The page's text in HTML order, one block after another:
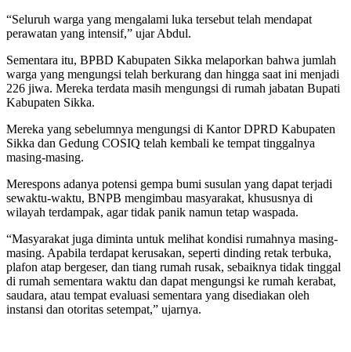
“Seluruh warga yang mengalami luka tersebut telah mendapat
perawatan yang intensif,” ujar Abdul.
Sementara itu, BPBD Kabupaten Sikka melaporkan bahwa jumlah
warga yang mengungsi telah berkurang dan hingga saat ini menjadi
226 jiwa. Mereka terdata masih mengungsi di rumah jabatan Bupati
Kabupaten Sikka.
Mereka yang sebelumnya mengungsi di Kantor DPRD Kabupaten
Sikka dan Gedung COSIQ telah kembali ke tempat tinggalnya
masing-masing.
Merespons adanya potensi gempa bumi susulan yang dapat terjadi
sewaktu-waktu, BNPB mengimbau masyarakat, khususnya di
wilayah terdampak, agar tidak panik namun tetap waspada.
“Masyarakat juga diminta untuk melihat kondisi rumahnya masing-
masing. Apabila terdapat kerusakan, seperti dinding retak terbuka,
plafon atap bergeser, dan tiang rumah rusak, sebaiknya tidak tinggal
di rumah sementara waktu dan dapat mengungsi ke rumah kerabat,
saudara, atau tempat evaluasi sementara yang disediakan oleh
instansi dan otoritas setempat,” ujarnya.